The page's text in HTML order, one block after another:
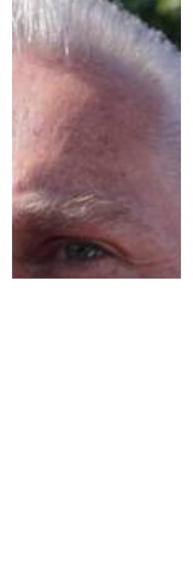
Dirección de Turismo
fomenta la identidad
torreonense
Con una entrega de diversos artículos
continuidad a las actividades que...